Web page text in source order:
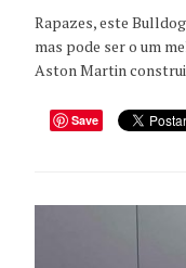
Rapazes, este
mas pode ser o um
Aston Martin
Save